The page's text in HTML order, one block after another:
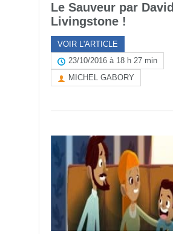
Le Sauveur par David
Livingstone !
VOIR L'ARTICLE
23/10/2016 à 18 h 27 min
MICHEL GABORY